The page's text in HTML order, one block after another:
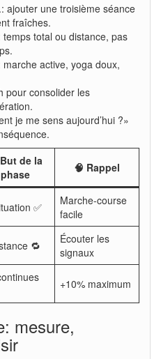
ajouter une troisième séance
fraîches.
total ou distance, pas
active, yoga doux,
pour consolider les
je me sens aujourd’hui ?»
de la
phase
🧠 Rappel
✅
Marche-course
facile
🔁
Écouter les
signaux
+10% maximum
mesure,